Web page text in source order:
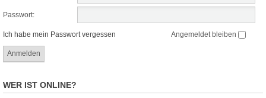
Passwort:
Ich habe mein Passwort vergessen Angemeldet bleiben
WER IST ONLINE?